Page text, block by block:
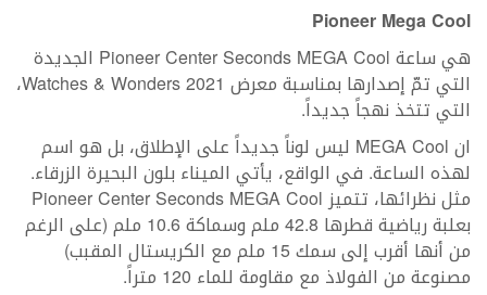
Pioneer Mega Cool
هي ساعة Pioneer Center Seconds MEGA Cool الجديدة
التي تمّ إصدارها بمناسبة معرض Watches & Wonders 2021،
التي تتخذ نهجاً جديداً.
ان MEGA Cool ليس لوناً جديداً على الإطلاق، بل هو اسم
لهذه الساعة. في الواقع، يأتي الميناء بلون البحيرة الزرقاء.
مثل نظرائها، تتميز Pioneer Center Seconds MEGA Cool
بعلبة رياضية قطرها 42.8 ملم وسماكة 10.6 ملم (على الرغم
من أنها أقرب إلى سمك 15 ملم مع الكريستال المقبب)
مصنوعة من الفولاذ مع مقاومة للماء 120 متراً.